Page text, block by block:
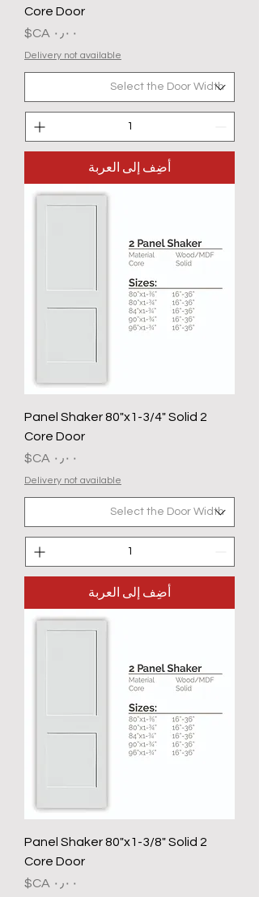
Core Door
السعر
Delivery not available
أضِف إلى العربة
2 Panel Shaker 80"x1-3/4" Solid
Core Door
السعر
Delivery not available
أضِف إلى العربة
2 Panel Shaker 80"x1-3/8" Solid
Core Door
السعر